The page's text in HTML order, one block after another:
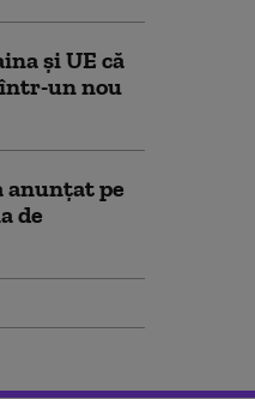
şi UE că
într-un nou
anunțat pe
de